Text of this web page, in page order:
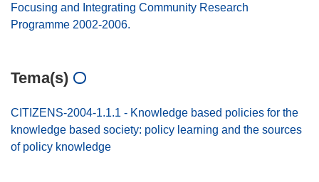
Focusing and Integrating Community Research
Programme 2002-2006.
Tema(s)
CITIZENS-2004-1.1.1 - Knowledge based policies for the
knowledge based society: policy learning and the sources
of policy knowledge